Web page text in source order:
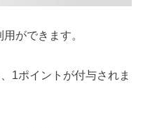
ができます。
1ポイントが付与されま